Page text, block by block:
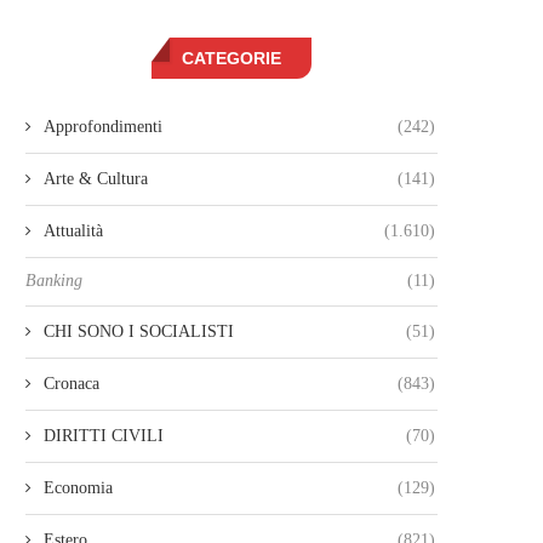
CATEGORIE
Approfondimenti (242)
Arte & Cultura (141)
Attualità (1.610)
Banking (11)
CHI SONO I SOCIALISTI (51)
Cronaca (843)
DIRITTI CIVILI (70)
Economia (129)